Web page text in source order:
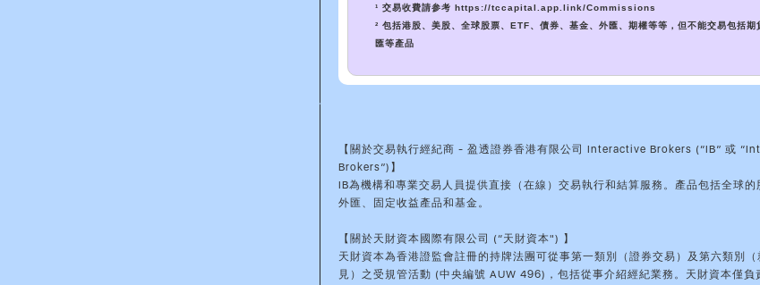
¹ 交易收費請参考 https://tccapital.app.link/Commissions
² 包括港股、美股、全球股票、ETF、債券、基金、外匯、期權等等，但不能交易包括期
匯等產品
【關於交易執行經紀商 - 盈透證券香港有限公司 Interactive Brokers (“IB” 或
Brokers”)】
IB為機構和專業交易人員提供直接（在線）交易執行和結算服務。產品包括全球的
外匯、固定收益產品和基金。
【關於天財資本國際有限公司 (“天財資本") 】
天財資本為香港證監會註冊的持牌法團可從事第一類別（證券交易）及第六類別
見）之受規管活動 (中央編號 AUW 496)，包括從事介紹經紀業務。天財資本僅負